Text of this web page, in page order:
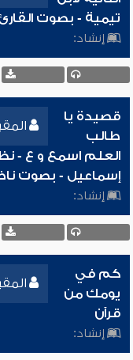
تيمية - بصوت
إنشاد:
قصيدة يا
طالب
العلم اسمع و ع -
إسماعيل - بصوت
إنشاد:
كم في
يومك من
قرآن
إنشاد: